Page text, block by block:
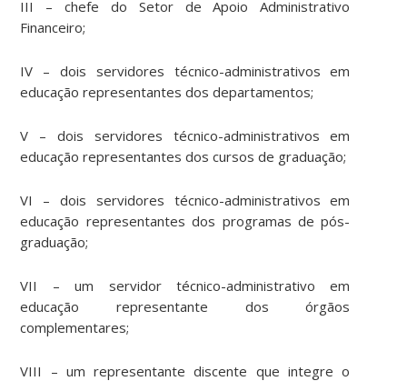
III – chefe do Setor de Apoio Administrativo
Financeiro;
IV – dois servidores técnico-administrativos em
educação representantes dos departamentos;
V – dois servidores técnico-administrativos em
educação representantes dos cursos de graduação;
VI – dois servidores técnico-administrativos em
educação representantes dos programas de pós-
graduação;
VII – um servidor técnico-administrativo em
educação representante dos órgãos
complementares;
VIII – um representante discente que integre o